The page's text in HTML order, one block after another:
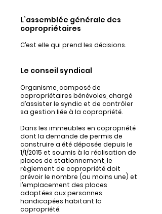
L’assemblée générale des
copropriétaires
C’est elle qui prend les décisions.
Le conseil syndical
Organisme, composé de
copropriétaires bénévoles, chargé
d’assister le syndic et de contrôler
sa gestion liée à la copropriété.
Dans les immeubles en copropriété
dont la demande de permis de
construire a été déposée depuis le
1/1/2015 et soumis à la réalisation de
places de stationnement, le
règlement de copropriété doit
prévoir le nombre (au moins une) et
l’emplacement des places
adaptées aux personnes
handicapées habitant la
copropriété.